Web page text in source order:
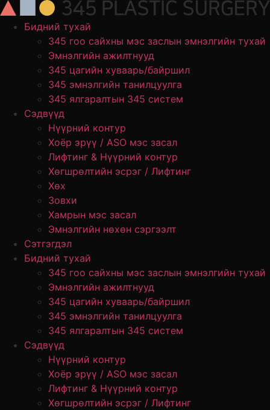
Skip
Бидний тухай
345 гоо сайхны мэс заслын эмнэлгийн тухай
Эмнэлгийн ажилтнууд
345 цагийн хуваарь/байршил
345 эмнэлгийн танилцуулга
345 ялгаралтын 345 систем
Сэдвүүд
Нүүрний контур
Хоёр эрүү / ASO мэс засал
Лифтинг & Нүүрний контур
Хөгшрөлтийн эсрэг / Лифтинг
Хөх
Зовхи
Хамрын мэс засал
Эмнэлгийн нөхөн сэргээлт
Сэтгэгдэл
Бидний тухай
345 гоо сайхны мэс заслын эмнэлгийн тухай
Эмнэлгийн ажилтнууд
345 цагийн хуваарь/байршил
345 эмнэлгийн танилцуулга
345 ялгаралтын 345 систем
Сэдвүүд
Нүүрний контур
Хоёр эрүү / ASO мэс засал
Лифтинг & Нүүрний контур
Хөгшрөлтийн эсрэг / Лифтинг